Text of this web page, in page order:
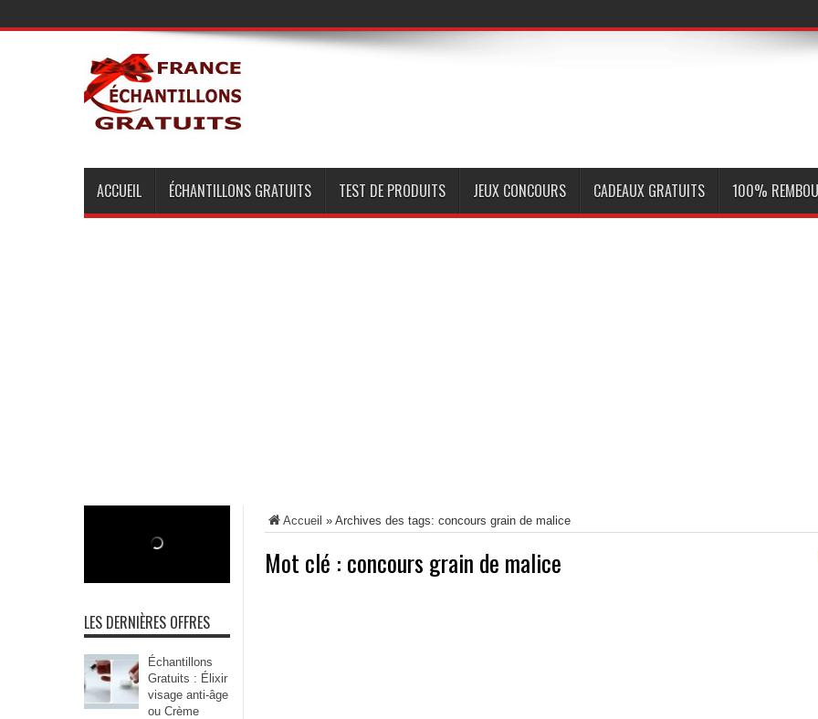
ACCUEIL ÉCHANTILLONS GRATUITS TEST DE PRODUITS JEUX CONCOURS CADEAUX GRATUITS 100%
Accueil » Archives des tags: concours grain de malice
Mot clé : concours grain de malice
LES DERNIÈRES OFFRES
Échantillons
Gratuits : Élixir
visage anti-âge
ou Crème